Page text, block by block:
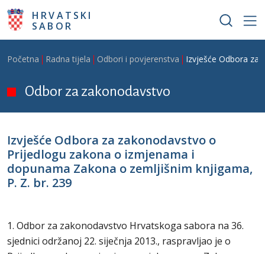
Skoči na glavni sadržaj
HRVATSKI
SABOR
Breadcrumb
Početna Radna tijela Odbori i povjerenstva Izvješće Odbora za
Odbor za zakonodavstvo
Izvješće Odbora za zakonodavstvo o
Prijedlogu zakona o izmjenama i
dopunama Zakona o zemljišnim knjigama,
P. Z. br. 239
1. Odbor za zakonodavstvo Hrvatskoga sabora na 36.
sjednici održanoj 22. siječnja 2013., raspravljao je o